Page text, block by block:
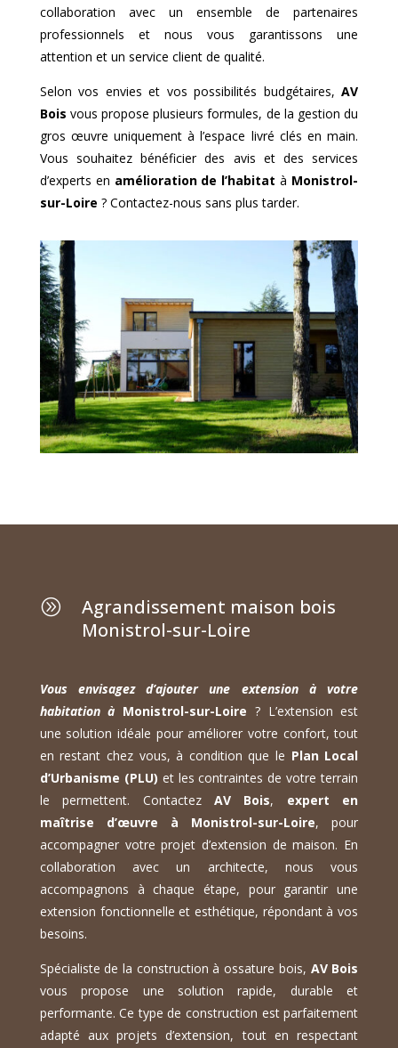
collaboration avec un ensemble de partenaires
professionnels et nous vous garantissons une
attention et un service client de qualité.
Selon vos envies et vos possibilités budgétaires,AV
Bois vous propose plusieurs formules, de la gestion du
gros œuvre uniquement à l’espace livré clés en main.
Vous souhaitez bénéficier des avis et des services
d’experts en amélioration de l’habitat à Monistrol-
sur-Loire ? Contactez-nous sans plus tarder.
A
Agrandissement maison bois
Monistrol-sur-Loire
Vous envisagez d’ajouter une extension à votre
habitation à Monistrol-sur-Loire ? L’extension est
une solution idéale pour améliorer votre confort, tout
en restant chez vous, à condition que le Plan Local
d’Urbanisme (PLU) et les contraintes de votre terrain
le permettent. Contactez AV Bois, expert en
maîtrise d’œuvre à Monistrol-sur-Loire, pour
accompagner votre projet d’extension de maison. En
collaboration avec un architecte, nous vous
accompagnons à chaque étape, pour garantir une
extension fonctionnelle et esthétique, répondant à vos
besoins.
Spécialiste de la construction à ossature bois, AV Bois
vous propose une solution rapide, durable et
performante. Ce type de construction est parfaitement
adapté aux projets d’extension, tout en respectant